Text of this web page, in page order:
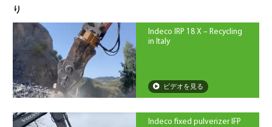
り
Indeco IRP 18 X – Recycling
in Italy
ビデオを見る
Indeco fixed pulverizer IFP